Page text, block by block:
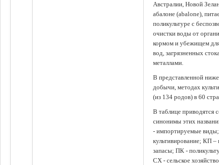
Австралии, Новой
абалоне (abalone),
поликультуре с
очистки воды от
кормом и убежищем
вод, загрязненных
металлами.
В представленной
добычи, методах
(из 134 родов) в 60
В таблице приводятся
синонимы этих
- импортируемые
культивирование; КП
запасы; ПК -
СХ - сельское